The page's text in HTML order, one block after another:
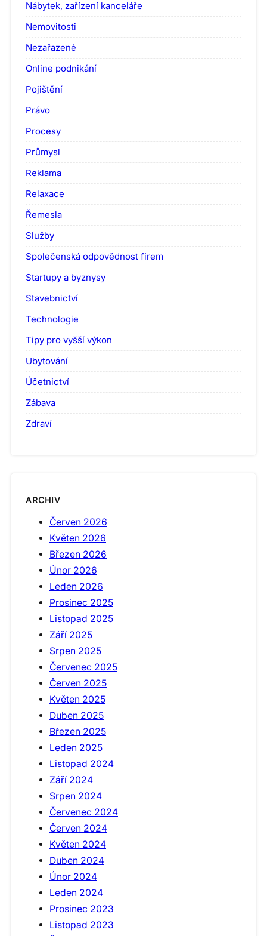
Nábytek, zařízení kanceláře
Nemovitosti
Nezařazené
Online podnikání
Pojištění
Právo
Procesy
Průmysl
Reklama
Relaxace
Řemesla
Služby
Společenská odpovědnost firem
Startupy a byznysy
Stavebnictví
Technologie
Tipy pro vyšší výkon
Ubytování
Účetnictví
Zábava
Zdraví
ARCHIV
Červen 2026
Květen 2026
Březen 2026
Únor 2026
Leden 2026
Prosinec 2025
Listopad 2025
Září 2025
Srpen 2025
Červenec 2025
Červen 2025
Květen 2025
Duben 2025
Březen 2025
Leden 2025
Listopad 2024
Září 2024
Srpen 2024
Červenec 2024
Červen 2024
Květen 2024
Duben 2024
Únor 2024
Leden 2024
Prosinec 2023
Listopad 2023